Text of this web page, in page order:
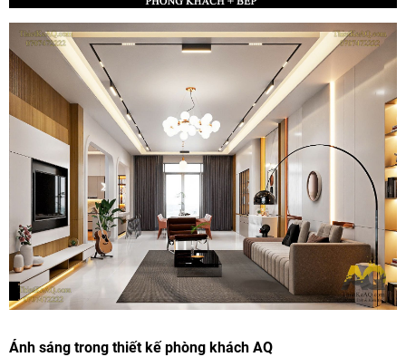
Ánh sáng trong thiết kế phòng khách AQ